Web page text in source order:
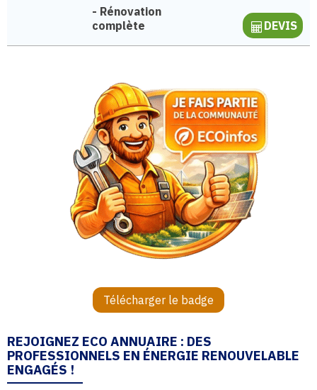
- Rénovation
complète
DEVIS
Télécharger le badge
REJOIGNEZ ECO ANNUAIRE : DES
PROFESSIONNELS EN ÉNERGIE RENOUVELABLE
ENGAGÉS !